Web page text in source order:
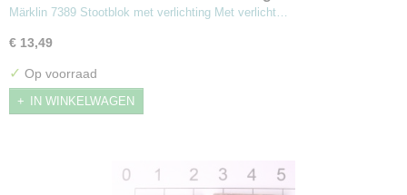
Märklin 7389 Stootblok met verlichting Met verlicht…
€ 13,49
✓ Op voorraad
IN WINKELWAGEN